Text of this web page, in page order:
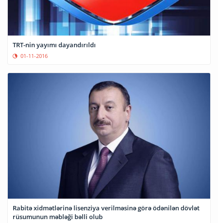
TRT-nin yayımı dayandırıldı
01-11-2016
Rabitə xidmətlərinə lisenziya verilməsinə görə ödənilən dövlət
rüsumunun məbləği bəlli olub